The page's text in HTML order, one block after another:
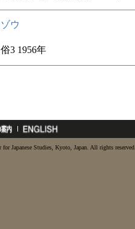
ウ
3 1956年
Japanese Studies, Kyoto, Japan. All rights reserved.